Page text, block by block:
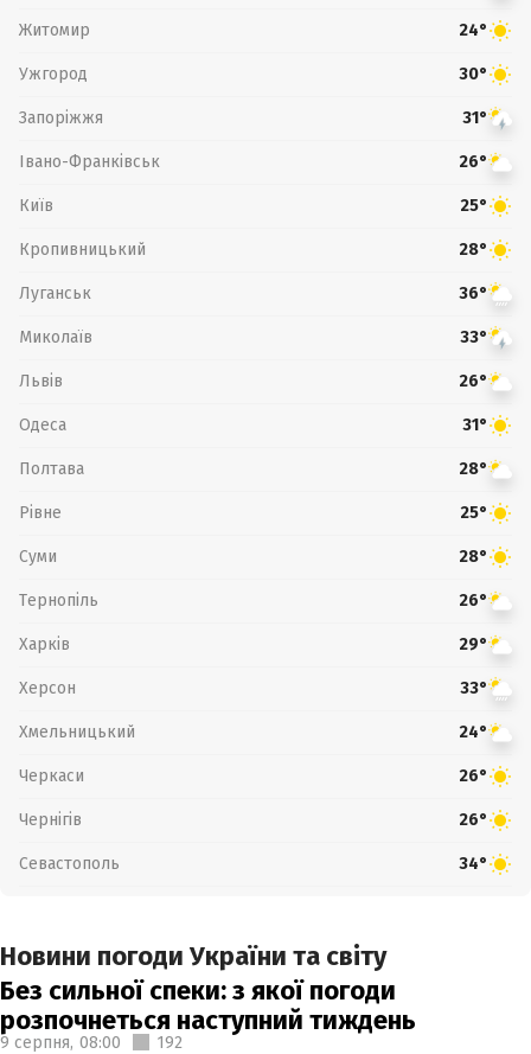
Житомир 24°
Ужгород 30°
Запоріжжя 31°
Івано-Франківськ 26°
Київ 25°
Кропивницький 28°
Луганськ 36°
Миколаїв 33°
Львів 26°
Одеса 31°
Полтава 28°
Рівне 25°
Суми 28°
Тернопіль 26°
Харків 29°
Херсон 33°
Хмельницький 24°
Черкаси 26°
Чернігів 26°
Севастополь 34°
Новини погоди України та світу
Без сильної спеки: з якої погоди
розпочнеться наступний тиждень
9 серпня, 08:00 192